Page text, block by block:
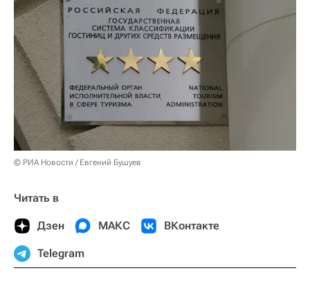
© РИА Новости / Евгений Бушуев
Читать в
Дзен МАКС ВКонтакте
Telegram